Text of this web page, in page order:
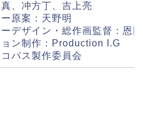
、冲方丁、吉上亮
原案：天野明
デザイン・総作画監督：恩
ン制作：Production I.G
パス製作委員会